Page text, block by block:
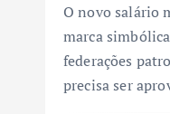
O novo salário
marca
federações
precisa ser